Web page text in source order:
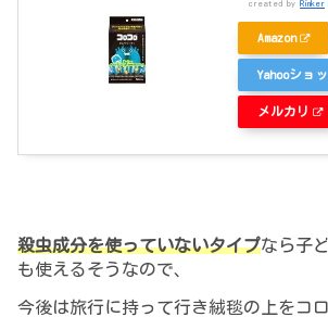
created by Rinker
Amazon
Yahooショ
メルカリ
殺虫成分を使っていないタイプなら子
も使えるそうなので、
今後は旅行に持って行き絨毯の上をコ